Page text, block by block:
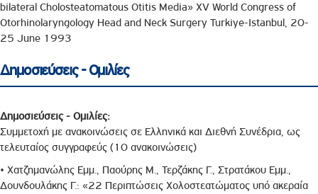
bilateral Cholosteatomatous Otitis Media» XV World Congress of
Otorhinolaryngology Head and Neck Surgery Turkiye-Istanbul, 20-
25 June 1993
Δημοσιεύσεις - Ομιλίες
Δημοσιεύσεις - Ομιλίες:
Συμμετοχή με ανακοινώσεις σε Ελληνικά και Διεθνή Συνέδρια, ως
τελευταίος συγγραφεύς (10 ανακοινώσεις)
• Χατζημανώλης Εμμ., Παούρης Μ., Τερζάκης Γ., Στρατάκου Εμμ.,
Δουνδουλάκης Γ.: «22 Περιπτώσεις Χολοστεατώματος υπό ακεραία